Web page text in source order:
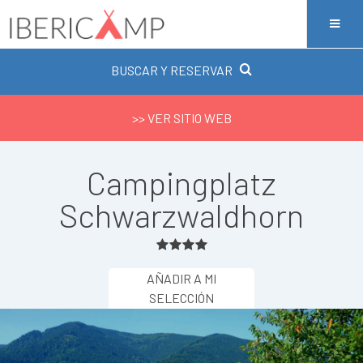
BUSCAR Y RESERVAR
>> VER SITIO WEB
Campingplatz
Schwarzwaldhorn
AÑADIR A MI
SELECCIÓN